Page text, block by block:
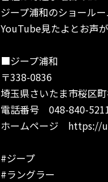
ジープ浦和のショール
YouTube見たよとお声
■ジープ浦和
〒338-0836
埼玉県さいたま市桜区
電話番号 048-840-
ホームページ https://
#ジープ
#ラングラー